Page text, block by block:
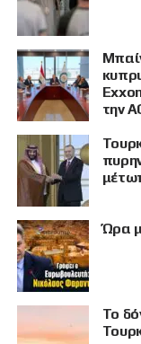
την
Ώρα
Το